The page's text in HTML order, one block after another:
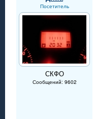
Посетитель
СКФО
Сообщений: 9602